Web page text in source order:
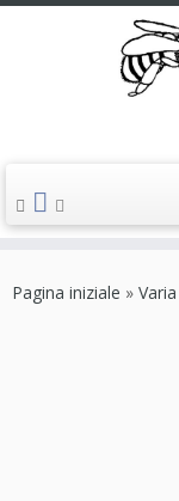
Pagina iniziale » Varia